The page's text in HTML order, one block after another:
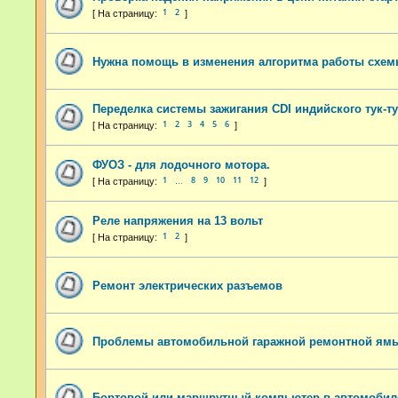
1 2
Нужна помощь в изменения алгоритма работы
Переделка системы зажигания CDI индийского тук-
1 2 3 4 5 6
ФУОЗ - для лодочного мотора.
1 8 9 10 11 12
Реле напряжения на 13 вольт
1 2
Ремонт электрических разъемов
Проблемы автомобильной гаражной ремонтной